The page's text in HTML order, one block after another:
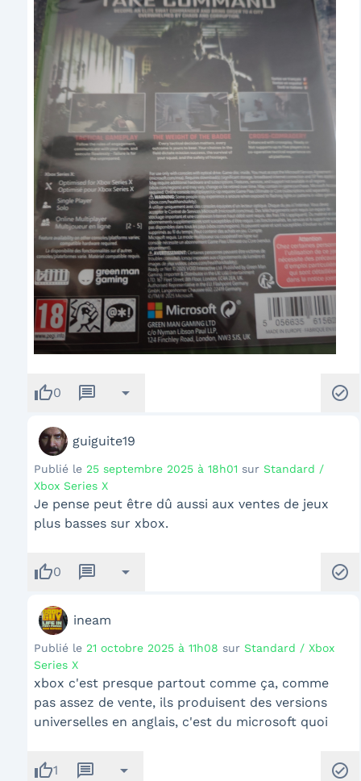
thumb_up0 message arrow_drop_down check_circle
guiguite19
Publié le 25 septembre 2025 à 18h01 sur Standard /
Xbox Series X
Je pense peut être dû aussi aux ventes de jeux
plus basses sur xbox.
thumb_up0 message arrow_drop_down check_circle
ineam
Publié le 21 octobre 2025 à 11h08 sur Standard / Xbox
Series X
xbox c'est presque partout comme ça, comme
pas assez de vente, ils produisent des versions
universelles en anglais, c'est du microsoft quoi
thumb_up1 message arrow_drop_down check_circle